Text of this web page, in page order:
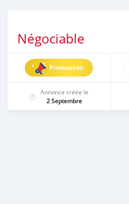
Négociable
Promouvoir
Annonce créée le
2 Septembre